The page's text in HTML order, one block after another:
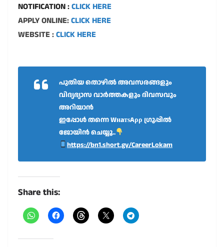
NOTIFICATION :CLICK HERE
APPLY ONLINE:CLICK HERE
WEBSITE :CLICK HERE
പുതിയ തൊഴിൽ അവസരങ്ങളും
വിദ്യഭ്യാസ വാർത്തകളും ദിവസവും
അറിയാൻ
ഇപ്പോൾ തന്നെ WнaтѕAρρ ഗ്രൂപ്പിൽ
ജോയിൻ ചെയ്യൂ..
https://bn1.short.gy/CareerLokam
Share this: